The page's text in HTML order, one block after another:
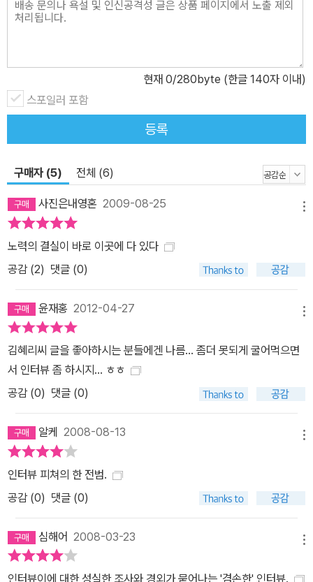
현재 0/280byte (한글 140자 이내)
스포일러 포함
등록
구매자 (5) 전체 (6)
사진은내영혼 2009-08-25
노력의 결실이 바로 이곳에 다 있다
공감 (2) 댓글 (0)
윤재홍 2012-04-27
김혜리씨 글을 좋아하시는 분들에겐 나름... 좀더 못되게 굴어먹으면
서 인터뷰 좀 하시지... ㅎㅎ
공감 (0) 댓글 (0)
알케 2008-08-13
인터뷰 피쳐의 한 전범.
공감 (0) 댓글 (0)
심해어 2008-03-23
인터뷰이에 대한 성실한 조사와 경외가 묻어나는 '겸손한' 인터뷰.